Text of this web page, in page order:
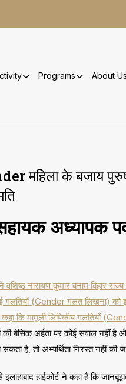
Programs About Us
महिला के बजाय पुरुष
अध्यापक
वशिष्ठ नारायण कुमार बनाम बिहार
(Gender गलत लिखना) को
कहा कि मामूली लिपिकीय गलतियों
की बेसिक अर्हता पर कोई सवाल
सकता है, तो अभ्यर्थिता निरस्त नहीं की
हाईकोर्ट ने कहा है कि